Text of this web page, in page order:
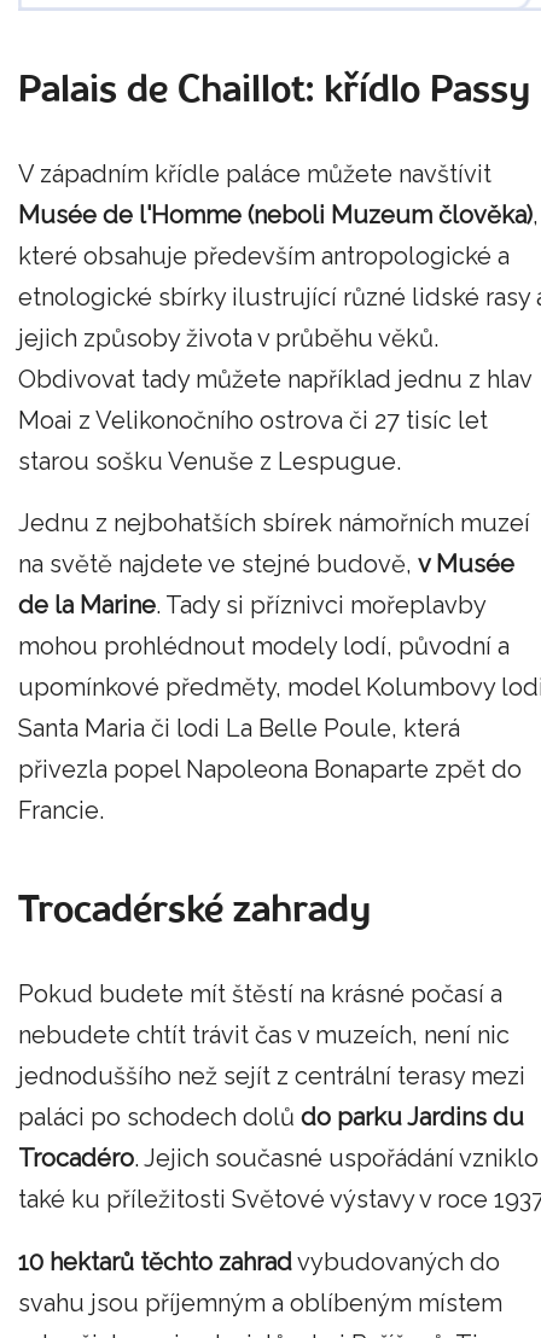
Palais de Chaillot: křídlo Passy
V západním křídle paláce můžete navštívit
Musée de l'Homme (neboli Muzeum člověka),
které obsahuje především antropologické a
etnologické sbírky ilustrující různé lidské rasy
jejich způsoby života v průběhu věků.
Obdivovat tady můžete například jednu z hlav
Moai z Velikonočního ostrova či 27 tisíc let
starou sošku Venuše z Lespugue.
Jednu z nejbohatších sbírek námořních muzeí
na světě najdete ve stejné budově, v Musée
de la Marine. Tady si příznivci mořeplavby
mohou prohlédnout modely lodí, původní a
upomínkové předměty, model Kolumbovy
Santa Maria či lodi La Belle Poule, která
přivezla popel Napoleona Bonaparte zpět do
Francie.
Trocadérské zahrady
Pokud budete mít štěstí na krásné počasí a
nebudete chtít trávit čas v muzeích, není nic
jednoduššího než sejít z centrální terasy mezi
paláci po schodech dolů do parku Jardins du
Trocadéro. Jejich současné uspořádání vzniklo
také ku příležitosti Světové výstavy v roce
10 hektarů těchto zahradvybudovaných do
svahu jsou příjemným a oblíbeným místem